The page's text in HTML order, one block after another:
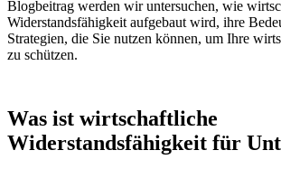
Blogbeitrag werden wir untersuchen, wie
Widerstandsfähigkeit aufgebaut wird, ihre
Strategien, die Sie nutzen können, um Ihre
zu schützen.
Was ist wirtschaftliche
Widerstandsfähigkeit für